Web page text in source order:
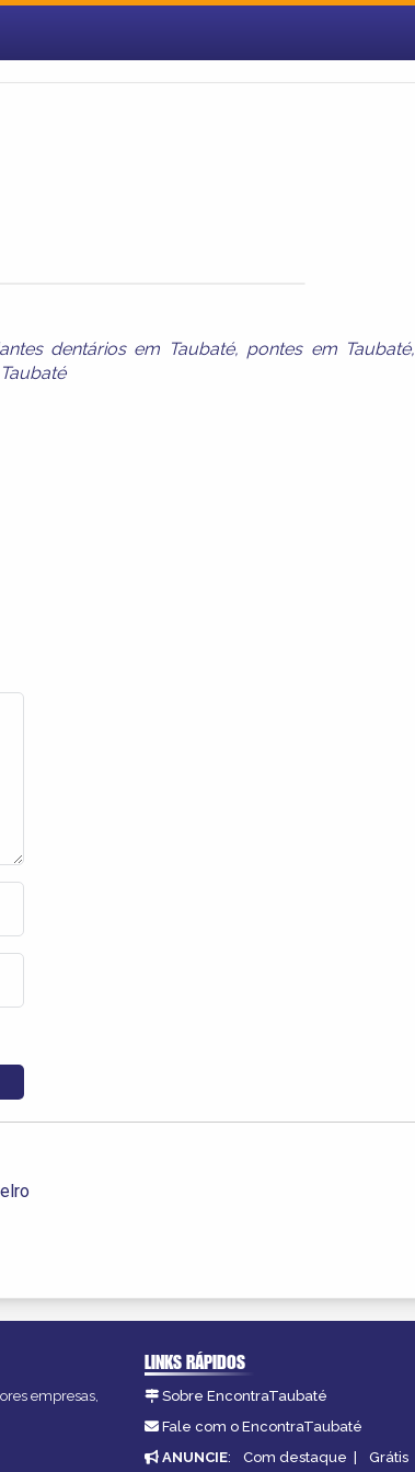
dentários em Taubaté, pontes em Taubaté,
empresas,
LINKS RÁPIDOS
Sobre EncontraTaubaté
Fale com o EncontraTaubaté
ANUNCIE: Com destaque | Grátis